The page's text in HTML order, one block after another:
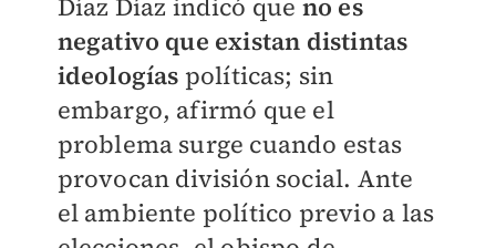
Díaz Díaz indicó que no es
negativo que existan distintas
ideologías políticas; sin
embargo, afirmó que el
problema surge cuando estas
provocan división social. Ante
el ambiente político previo a las